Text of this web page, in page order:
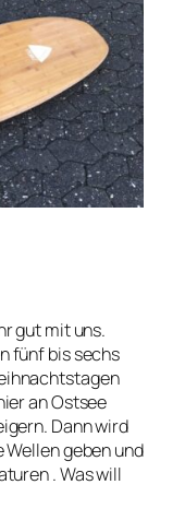
gut mit uns.
fünf bis sechs
an Ostsee
Dann wird
geben und
. Was will